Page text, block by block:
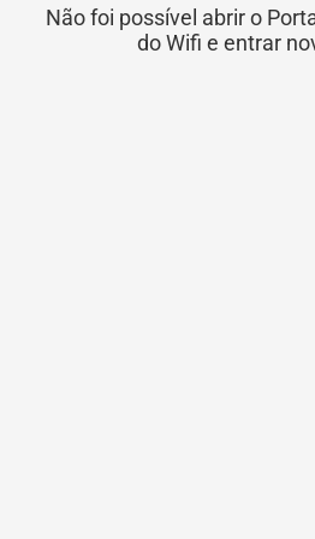
Não foi possível abrir o
do Wifi e entrar